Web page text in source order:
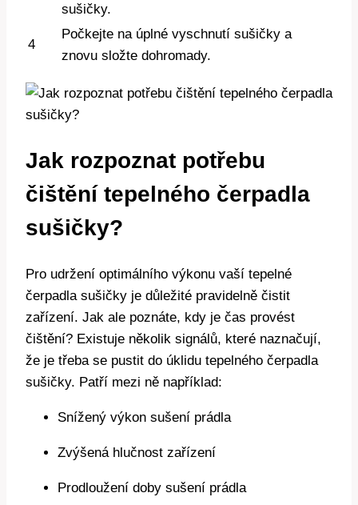
sušičky.
4
Počkejte na‍ úplné ​vyschnutí sušičky a
‌znovu složte dohromady.
Jak rozpoznat potřebu
čištění ⁣tepelného čerpadla
sušičky?
Pro udržení optimálního výkonu vaší​ tepelné
čerpadla ⁤sušičky ‍je důležité pravidelně čistit
‌zařízení. Jak ale​ poznáte, ⁢kdy je čas provést
čištění? Existuje několik signálů, které naznačují,
že je třeba se ⁢pustit ⁤do úklidu tepelného čerpadla
sušičky. Patří⁢ mezi ně například:
Snížený ⁣výkon⁣ sušení prádla
Zvýšená hlučnost zařízení
Prodloužení doby sušení prádla